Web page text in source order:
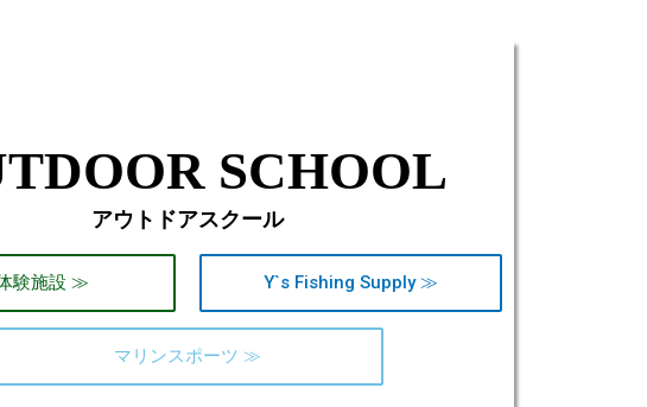
SCHOOL
アウトドアスクール
験施設 ≫ Y`s Fishing Supply ≫
マリンスポーツ ≫